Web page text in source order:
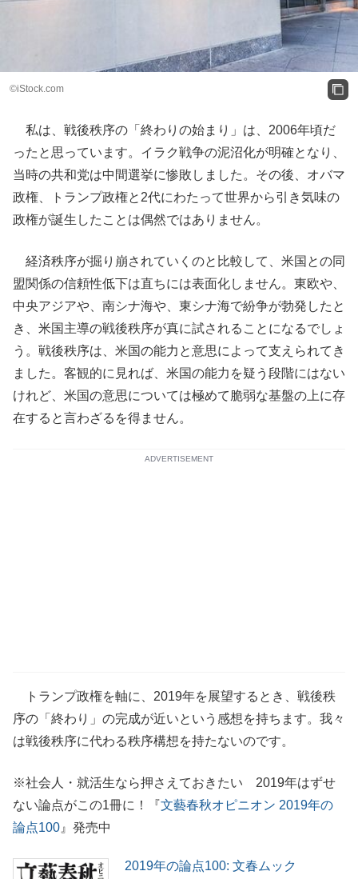
©iStock.com
私は、戦後秩序の「終わりの始まり」は、2006年頃だ
ったと思っています。イラク戦争の泥沼化が明確となり、
当時の共和党は中間選挙に惨敗しました。その後、オバマ
政権、トランプ政権と2代にわたって世界から引き気味の
政権が誕生したことは偶然ではありません。
経済秩序が掘り崩されていくのと比較して、米国との同
盟関係の信頼性低下は直ちには表面化しません。東欧や、
中央アジアや、南シナ海や、東シナ海で紛争が勃発したと
き、米国主導の戦後秩序が真に試されることになるでしょ
う。戦後秩序は、米国の能力と意思によって支えられてき
ました。客観的に見れば、米国の能力を疑う段階にはない
けれど、米国の意思については極めて脆弱な基盤の上に存
在すると言わざるを得ません。
ADVERTISEMENT
トランプ政権を軸に、2019年を展望するとき、戦後秩
序の「終わり」の完成が近いという感想を持ちます。我々
は戦後秩序に代わる秩序構想を持たないのです。
※社会人・就活生なら押さえておきたい 2019年はずせ
ない論点がこの1冊に！『文藝春秋オピニオン 2019年の
論点100 』発売中
2019年の論点100: 文春ムック